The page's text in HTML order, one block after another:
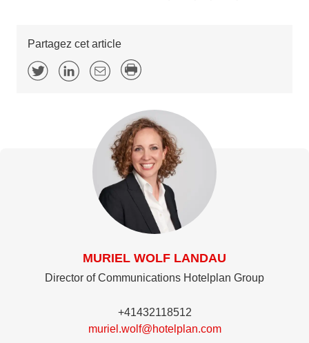
Partagez cet article
MURIEL WOLF LANDAU
Director of Communications Hotelplan Group
+41432118512
muriel.wolf@hotelplan.com